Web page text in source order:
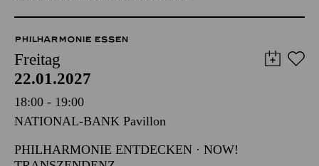
45,00 40,00 34,00 30,00
PHILHARMONIE ESSEN
Freitag
22.01.2027
18:00 - 19:00